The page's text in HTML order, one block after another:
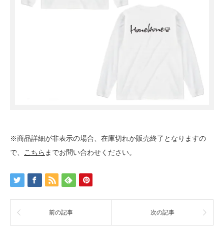
※商品詳細が非表示の場合、在庫切れか販売終了となりますの
で、
こちら までお問い合わせください。
前の記事 次の記事